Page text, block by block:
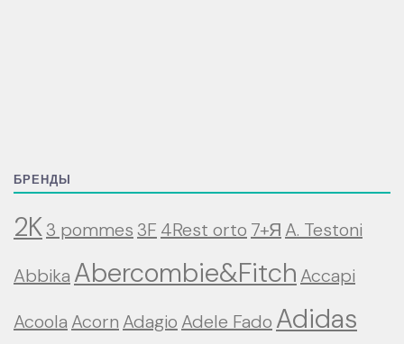
БРЕНДЫ
2K3 pommes3F 4Rest orto 7+Я A. Testoni
Abbika Abercombie&Fitch Accapi
Acoola Acorn Adagio Adele Fado Adidas